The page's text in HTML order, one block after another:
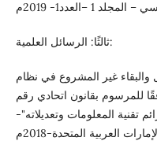
ثالثًا: الرسائل العلمية:
غير المشروع في نظام
للمرسوم بقانون اتحادي رقم
جرائم تقنية المعلومات وتعديلاته"-